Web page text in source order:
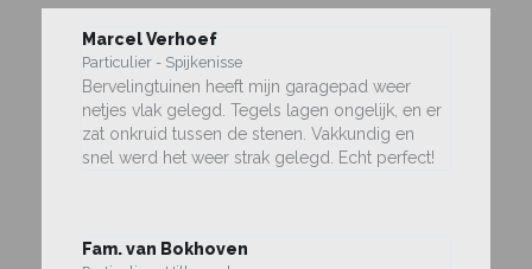
Marcel Verhoef
Particulier - Spijkenisse
Bervelingtuinen heeft mijn garagepad weer
netjes vlak gelegd. Tegels lagen ongelijk, en er
zat onkruid tussen de stenen. Vakkundig en
snel werd het weer strak gelegd. Echt perfect!
Fam. van Bokhoven